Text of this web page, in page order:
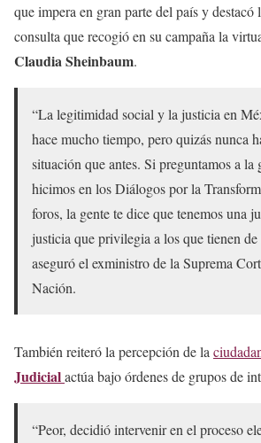
que impera en gran parte del país y destacó
consulta que recogió en su campaña la
Claudia Sheinbaum.
“La legitimidad social y la justicia en
hace mucho tiempo, pero quizás nunca
situación que antes. Si preguntamos a la
hicimos en los Diálogos por la
foros, la gente te dice que tenemos una
justicia que privilegia a los que tienen
aseguró el exministro de la Suprema
Nación.
También reiteró la percepción de la
Judicialactúa bajo órdenes de grupos de
“Peor, decidió intervenir en el proceso